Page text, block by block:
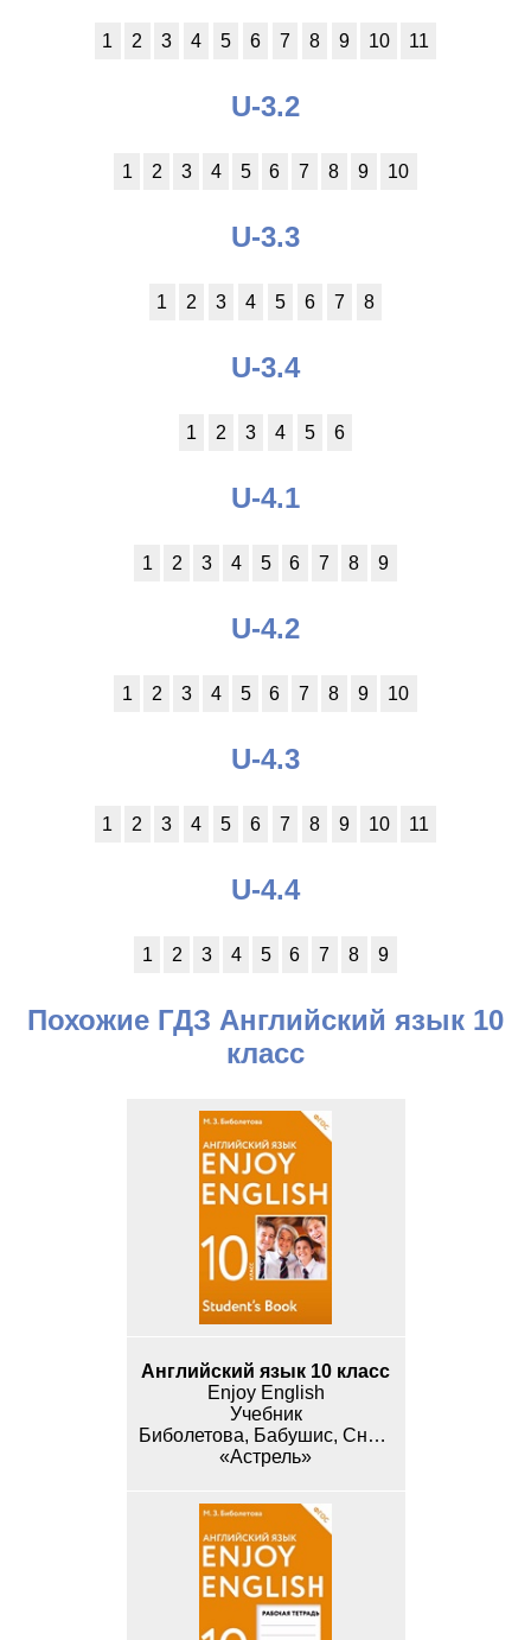
1 2 3 4 5 6 7 8 9 10 11
U-3.2
1 2 3 4 5 6 7 8 9 10
U-3.3
1 2 3 4 5 6 7 8
U-3.4
1 2 3 4 5 6
U-4.1
1 2 3 4 5 6 7 8 9
U-4.2
1 2 3 4 5 6 7 8 9 10
U-4.3
1 2 3 4 5 6 7 8 9 10 11
U-4.4
1 2 3 4 5 6 7 8 9
Похожие ГДЗ Английский язык 10
класс
Английский язык 10 класс
Enjoy English
Учебник
Биболетова, Бабушис, Снежко
«Астрель»